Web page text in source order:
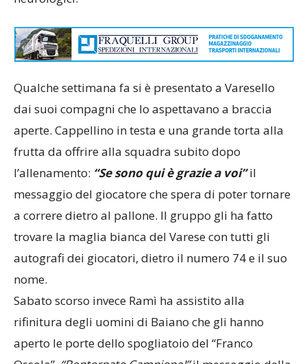
Qualche settimana fa si è presentato a Varesello
dai suoi compagni che lo aspettavano a braccia
aperte. Cappellino in testa e una grande torta alla
frutta da offrire alla squadra subito dopo
l’allenamento: “Se sono qui è grazie a voi”il
messaggio del giocatore che spera di poter tornare
a correre dietro al pallone. Il gruppo gli ha fatto
trovare la maglia bianca del Varese con tutti gli
autografi dei giocatori, dietro il numero 74 e il suo
nome.
Sabato scorso invece Ramì ha assistito alla
rifinitura degli uomini di Baiano che gli hanno
aperto le porte dello spogliatoio del “Franco